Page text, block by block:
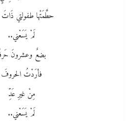
حطَّمَتْها طفولتي
لَمْ يَسَعْني..
بضعٌ وعشرونَ
فأرَدْتُ الحروفَ
مِنْ غيرِ عَدِّ
لَمْ يَسَعْني..